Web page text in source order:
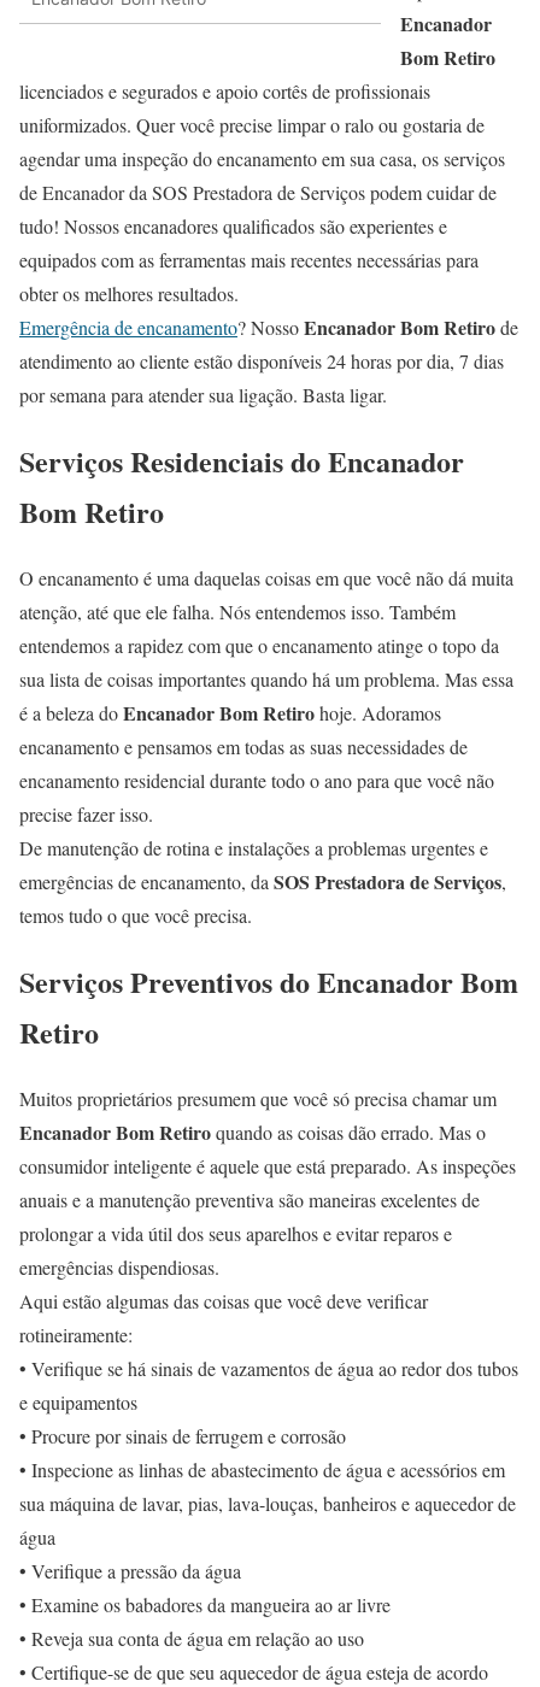
Encanador
Bom Retiro
licenciados e segurados e apoio cortês de profissionais
uniformizados. Quer você precise limpar o ralo ou gostaria de
agendar uma inspeção do encanamento em sua casa, os serviços
de Encanador da SOS Prestadora de Serviços podem cuidar de
tudo! Nossos encanadores qualificados são experientes e
equipados com as ferramentas mais recentes necessárias para
obter os melhores resultados.
Emergência de encanamento? NossoEncanador Bom Retirode
atendimento ao cliente estão disponíveis 24 horas por dia, 7 dias
por semana para atender sua ligação. Basta ligar.
Serviços Residenciais do Encanador
Bom Retiro
O encanamento é uma daquelas coisas em que você não dá muita
atenção, até que ele falha. Nós entendemos isso. Também
entendemos a rapidez com que o encanamento atinge o topo da
sua lista de coisas importantes quando há um problema. Mas essa
é a beleza doEncanador Bom Retirohoje. Adoramos
encanamento e pensamos em todas as suas necessidades de
encanamento residencial durante todo o ano para que você não
precise fazer isso.
De manutenção de rotina e instalações a problemas urgentes e
emergências de encanamento, daSOS Prestadora de Serviços,
temos tudo o que você precisa.
Serviços Preventivos do Encanador Bom
Retiro
Muitos proprietários presumem que você só precisa chamar um
Encanador Bom Retiroquando as coisas dão errado. Mas o
consumidor inteligente é aquele que está preparado. As inspeções
anuais e a manutenção preventiva são maneiras excelentes de
prolongar a vida útil dos seus aparelhos e evitar reparos e
emergências dispendiosas.
Aqui estão algumas das coisas que você deve verificar
rotineiramente:
• Verifique se há sinais de vazamentos de água ao redor dos tubos
e equipamentos
• Procure por sinais de ferrugem e corrosão
• Inspecione as linhas de abastecimento de água e acessórios em
sua máquina de lavar, pias, lava-louças, banheiros e aquecedor de
água
• Verifique a pressão da água
• Examine os babadores da mangueira ao ar livre
• Reveja sua conta de água em relação ao uso
• Certifique-se de que seu aquecedor de água esteja de acordo